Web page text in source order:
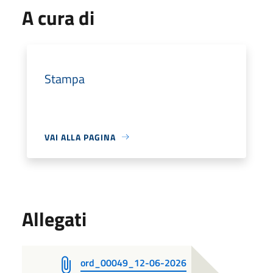
A cura di
Stampa
VAI ALLA PAGINA
Allegati
ord_00049_12-06-2026